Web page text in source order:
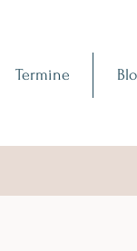
Termine